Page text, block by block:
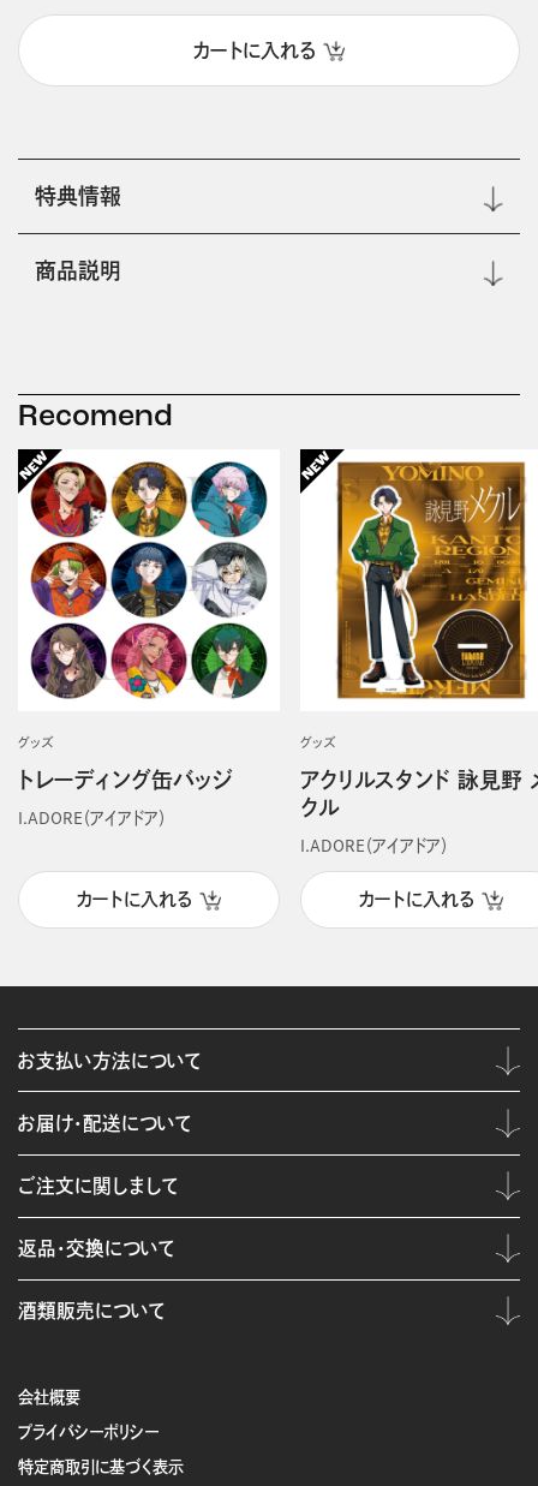
カートに入れる
特典情報
商品説明
Recomend
グッズ
トレーディング缶バッジ
I.ADORE（アイアドア）
カートに入れる
グッズ
アクリルスタンド 詠見野
クル
I.ADORE（アイアドア）
カートに入れる
会社概要
プライバシーポリシー
特定商取引に基づく表示
お支払い方法について
お届け・配送について
ご注文に関しまして
返品・交換について
酒類販売について